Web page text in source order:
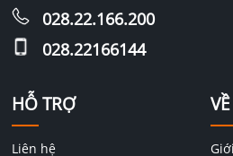
HỖ TRỢ
Liên hệ
028.22.166.200
028.22166144